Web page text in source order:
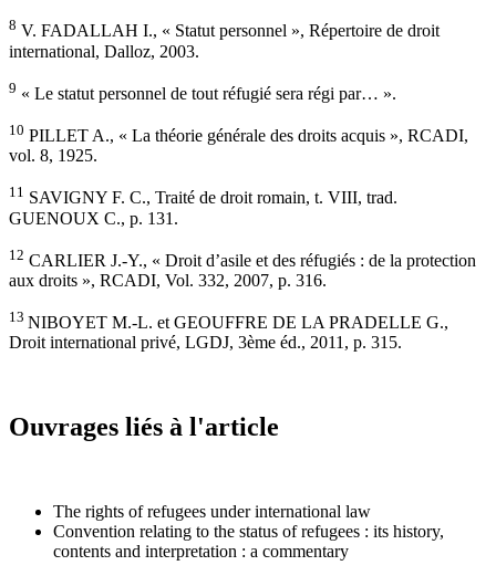
8 V. FADALLAH I., « Statut personnel », Répertoire de droit
international, Dalloz, 2003.
9 « Le statut personnel de tout réfugié sera régi par… ».
10 PILLET A., « La théorie générale des droits acquis », RCADI,
vol. 8, 1925.
11 SAVIGNY F. C., Traité de droit romain, t. VIII, trad.
GUENOUX C., p. 131.
12 CARLIER J.-Y., « Droit d’asile et des réfugiés : de la protection
aux droits », RCADI, Vol. 332, 2007, p. 316.
13 NIBOYET M.-L. et GEOUFFRE DE LA PRADELLE G.,
Droit international privé, LGDJ, 3ème éd., 2011, p. 315.
Ouvrages liés à l'article
The rights of refugees under international law
Convention relating to the status of refugees : its history,
contents and interpretation : a commentary